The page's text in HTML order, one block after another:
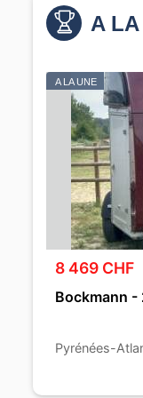
A
A LA UNE
8 469 CHF
Bockmann -
Pyrénées-